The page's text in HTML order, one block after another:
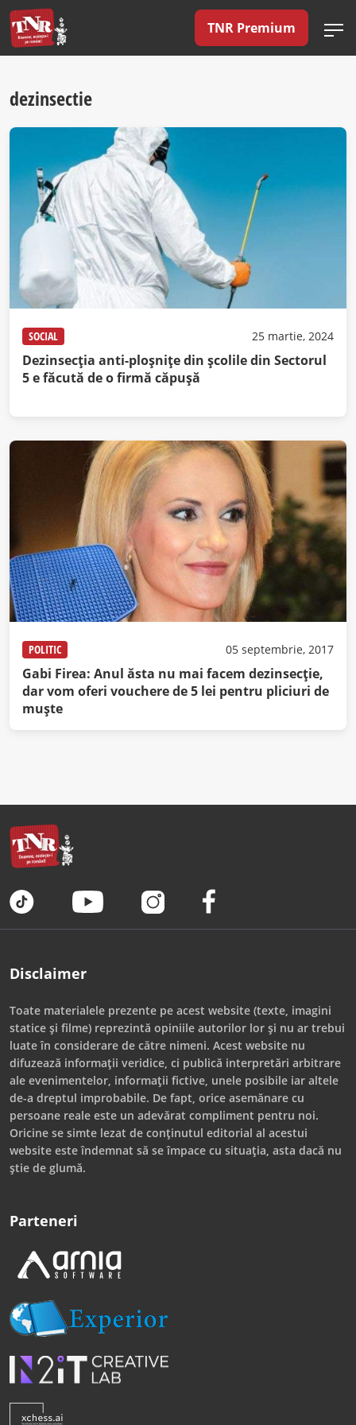
TNR Premium
dezinsectie
SOCIAL 25 martie, 2024
Dezinsecția anti-ploșnițe din școlile din Sectorul
5 e făcută de o firmă căpușă
POLITIC 05 septembrie, 2017
Gabi Firea: Anul ăsta nu mai facem dezinsecţie,
dar vom oferi vouchere de 5 lei pentru pliciuri de
muşte
Disclaimer
Toate materialele prezente pe acest website (texte, imagini
statice și filme) reprezintă opiniile autorilor lor și nu ar trebui
luate în considerare de către nimeni. Acest website nu
difuzează informații veridice, ci publică interpretări arbitrare
ale evenimentelor, informații fictive, unele posibile iar altele
de-a dreptul improbabile. De fapt, orice asemănare cu
persoane reale este un adevărat compliment pentru noi.
Oricine se simte lezat de conținutul editorial al acestui
website este îndemnat să se împace cu situația, asta dacă nu
știe de glumă.
Parteneri